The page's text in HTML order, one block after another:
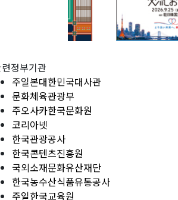
정부기관
주일본대한민국대사관
문화체육관광부
주오사카한국문화원
코리아넷
한국관광공사
한국콘텐츠진흥원
국외소재문화유산재단
한국농수산식품유통공사
주일한국교육원